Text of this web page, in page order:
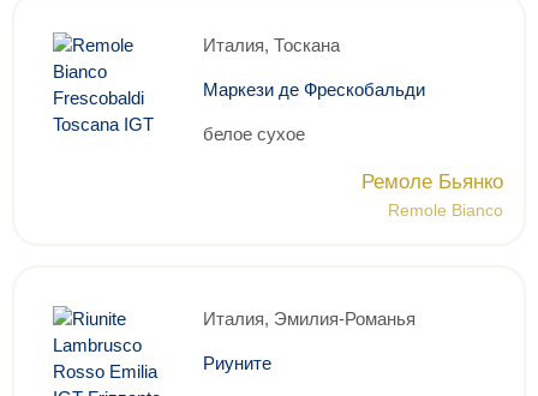
Италия, Тоскана
Маркези де Фрескобальди
белое сухое
Ремоле Бьянко
Remole Bianco
Италия, Эмилия-Романья
Риуните